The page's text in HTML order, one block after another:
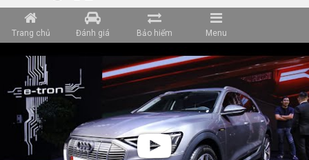
Trang chủ Đánh giá Bảo hiểm Menu